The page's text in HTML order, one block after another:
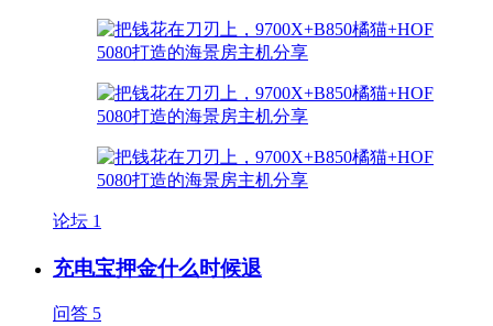
论坛 1
充电宝押金什么时候退
问答 5